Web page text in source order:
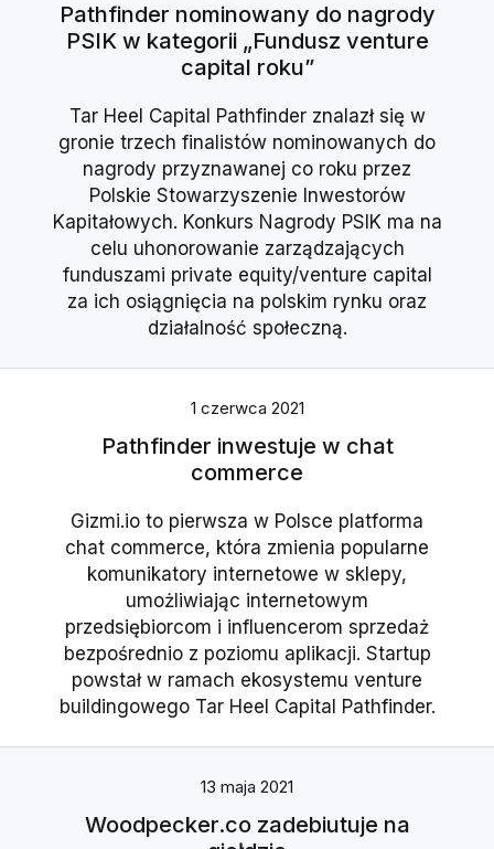
Pathfinder nominowany do nagrody
PSIK w kategorii „Fundusz venture
capital roku”
Tar Heel Capital Pathfinder znalazł się w
gronie trzech finalistów nominowanych do
nagrody przyznawanej co roku przez
Polskie Stowarzyszenie Inwestorów
Kapitałowych. Konkurs Nagrody PSIK ma na
celu uhonorowanie zarządzających
funduszami private equity/venture capital
za ich osiągnięcia na polskim rynku oraz
działalność społeczną.
1 czerwca 2021
Pathfinder inwestuje w chat
commerce
Gizmi.io to pierwsza w Polsce platforma
chat commerce, która zmienia popularne
komunikatory internetowe w sklepy,
umożliwiając internetowym
przedsiębiorcom i influencerom sprzedaż
bezpośrednio z poziomu aplikacji. Startup
powstał w ramach ekosystemu venture
buildingowego Tar Heel Capital Pathfinder.
13 maja 2021
Woodpecker.co zadebiutuje na